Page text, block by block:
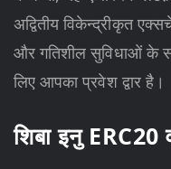
अद्वितीय विकेन्द्रीकृत
और गतिशील सुविधाओं के
लिए आपका प्रवेश द्वार है।
शिबा इनु ERC20